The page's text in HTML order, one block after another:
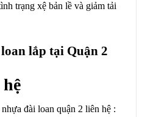
trạng xệ bản lề và giảm tải
lắp tại Quận 2
đài loan quận 2 liên hệ :